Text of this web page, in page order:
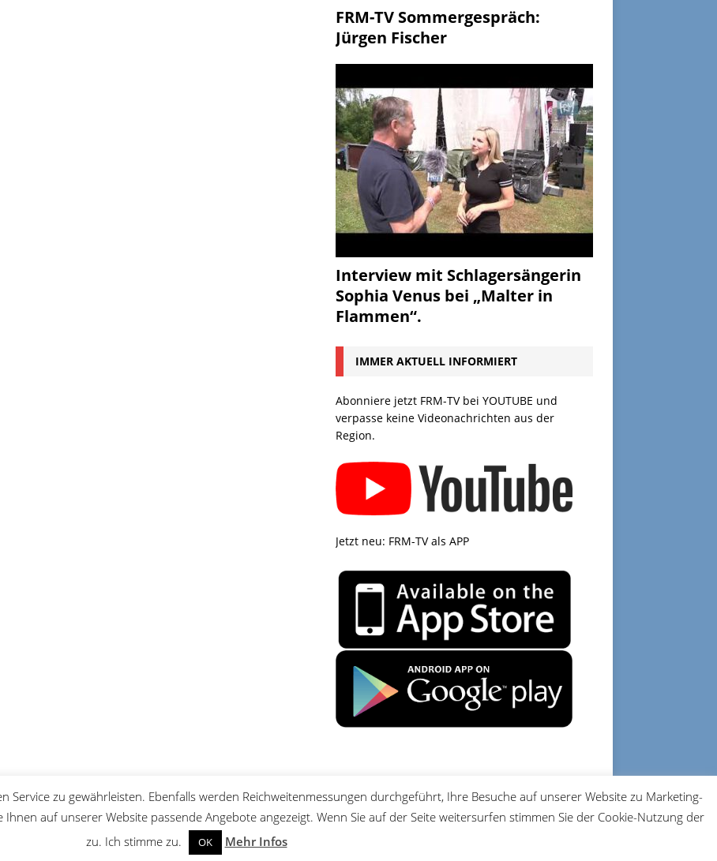
FRM-TV Sommergespräch:
Jürgen Fischer
Interview mit Schlagersängerin
Sophia Venus bei „Malter in
Flammen“.
IMMER AKTUELL INFORMIERT
Abonniere jetzt FRM-TV bei YOUTUBE und
verpasse keine Videonachrichten aus der
Region.
Jetzt neu: FRM-TV als APP
DATENSCHUTZ IMPRESSUM
Service zu gewährleisten. Ebenfalls werden Reichweitenmessungen durchgeführt, Ihre Besuche auf unserer Website zu Marketing-
auf unserer Website passende Angebote angezeigt. Wenn Sie auf der Seite weitersurfen stimmen Sie der Cookie-Nutzung der
zu. Ich stimme zu.
OK Mehr Infos